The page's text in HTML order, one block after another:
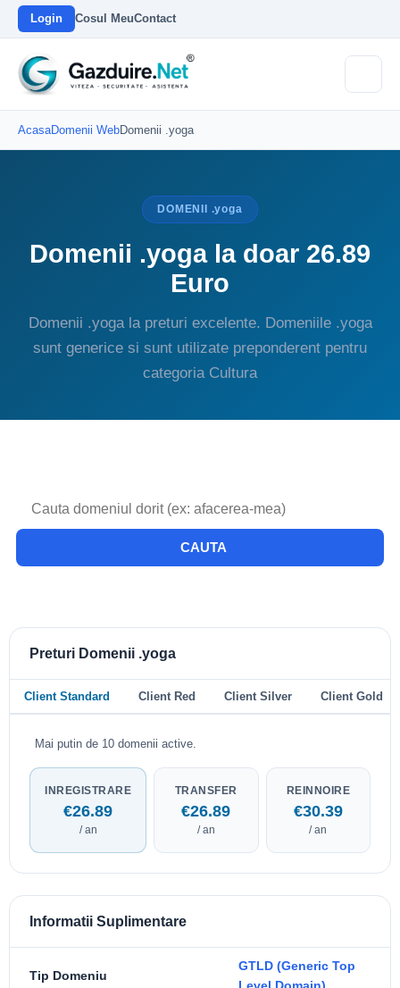
Login Cosul MeuContact
AcasaDomenii WebDomenii .yoga
DOMENII .yoga
Domenii .yoga la doar 26.89
Euro
Domenii .yoga la preturi excelente. Domeniile .yoga
sunt generice si sunt utilizate preponderent pentru
categoria Cultura
CAUTA
Preturi Domenii .yoga
Client Standard Client Red Client Silver Client Gold
Mai putin de 10 domenii active.
INREGISTRARE
€26.89
/ an
TRANSFER
€26.89
/ an
REINNOIRE
€30.39
/ an
Informatii Suplimentare
Tip Domeniu
GTLD (Generic Top
Level Domain)